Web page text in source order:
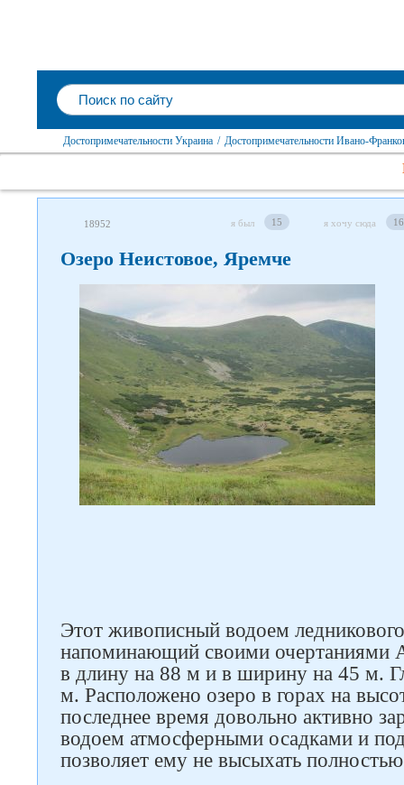
Достопримечательности Украина / Достопримечательности Ивано-
18952 я был 15 я хочу сюда 16
Озеро Неистовое, Яремче
Этот живописный водоем
напоминающий своими очертаниями
в длину на 88 м и в ширину на 45 м.
м. Расположено озеро в горах на
последнее время довольно активно
водоем атмосферными осадками и
позволяет ему не высыхать